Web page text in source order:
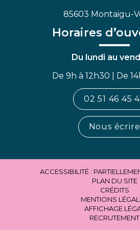
85603 Montaigu-
Horaires
Du lundi au
De 9h à 12h30 | De
02 51 46 45
Nous écrire
ACCESSIBILITÉ :
PLAN DU SITE
CRÉDITS
MENTIONS
AFFICHAGE
RECRUTEMENT